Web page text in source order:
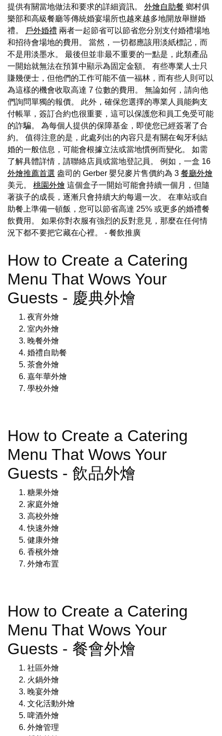
提供有關當地做法和要求的詳細資訊。 外燴自助餐 鄉村俱
樂部和高級餐廳等傳統婚宴場所也越來越多地開放舉辦婚
禮。
戶外婚禮 兩者一起節省可以節省您分別支付婚禮場地
和招待會場地的費用。 當然，一切都應該用淡紙標記，而
不是用淡墨水。 最後但並非最不重要的一點是，此類產品
一開始就無法在預算中顯示為固定金額。 有些專業人士只
賺幾便士，但他們的工作可能不值一福林，而有些人則可以
為這樣的機會收取高達 7 位數的費用。 無論如何，請向他
們詢問單獨的報價。 此外，確保您選擇的專業人員能夠支
付帳單，簽訂合約也很重要，這可以保護您和員工免受可能
的詐騙。 為每個人提供的保障基金，即使您已經簽署了合
約。 值得注意的是，此處列出的內容只是有關在匈牙利結
婚的一般信息，可能會根據立法或當地慣例而變化。 如需
了解具體詳情，請聯絡店員或當地登記員。 例如，一盒 16
外燴推薦首選 盎司的 Gerber 嬰兒麥片售價約為 3 餐廳外燴
美元。 桃園外燴 這個盒子一開始可能會持續一個月，但隨
著孩子的成長，逐漸只會持續大約每週一次。 在車站或自
助餐上準備一頓飯，您可以節省高達 25% 或更多的婚禮餐
飲費用。 如果你對衣服有強烈的反對意見，那麼在任何情
況下都不要把它藏在心裡。 - 餐飲推廣
How to Create a Catering
Menu That Wows Your
Guests - 慶典外燴
夜宵外燴
室內外燴
晚餐外燴
婚禮自助餐
茶會外燴
嘉年華外燴
學校外燴
How to Create a Catering
Menu That Wows Your
Guests - 飲品外燴
糖果外燴
家庭外燴
高校外燴
快速外燴
健康外燴
香檳外燴
外燴布置
How to Create a Catering
Menu That Wows Your
Guests - 餐會外燴
社區外燴
火鍋外燴
晚宴外燴
文化活動外燴
啤酒外燴
外燴管理